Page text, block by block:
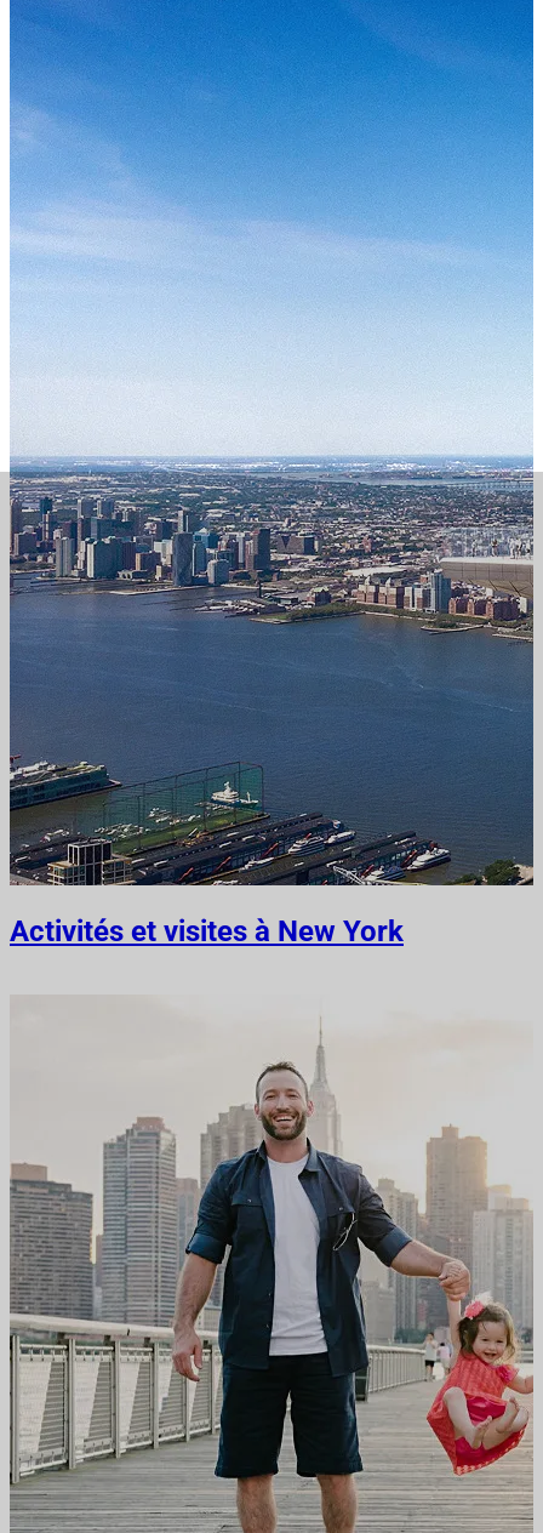
Activités et visites à New York